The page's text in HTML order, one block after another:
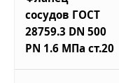
сосудов ГОСТ
28759.3 DN 500
PN 1.6 МПа ст.20